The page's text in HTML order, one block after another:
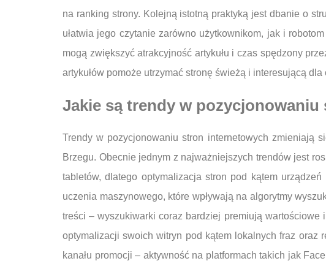
na ranking strony. Kolejną istotną praktyką jest dbanie o
ułatwia jego czytanie zarówno użytkownikom, jak i
mogą zwiększyć atrakcyjność artykułu i czas spędzony
artykułów pomoże utrzymać stronę świeżą i interesującą
Jakie są trendy w
Trendy w pozycjonowaniu stron internetowych zmieniają
Brzegu. Obecnie jednym z najważniejszych trendów jest
tabletów, dlatego optymalizacja stron pod kątem
uczenia maszynowego, które wpływają na algorytmy
treści – wyszukiwarki coraz bardziej premiują
optymalizacji swoich witryn pod kątem lokalnych fraz oraz
kanału promocji – aktywność na platformach takich jak